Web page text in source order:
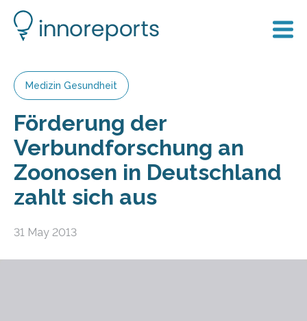
Medizin Gesundheit
Förderung der
Verbundforschung an
Zoonosen in Deutschland
zahlt sich aus
31 May 2013